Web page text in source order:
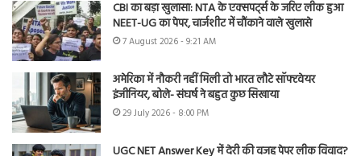
CBI का बड़ा खुलासा: NTA के एक्सपर्ट्स के जरिए लीक हुआ
NEET-UG का पेपर, चार्जशीट में चौंकाने वाले खुलासे
7 August 2026 - 9:21 AM
अमेरिका में नौकरी नहीं मिली तो भारत लौटे सॉफ्टवेयर
इंजीनियर, बोले- संघर्ष ने बहुत कुछ सिखाया
29 July 2026 - 8:00 PM
UGC NET Answer Key में देरी की वजह पेपर लीक विवाद?